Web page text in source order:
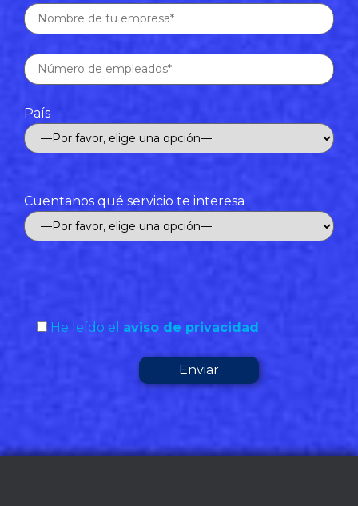
País
Cuentanos qué servicio te interesa
He leído el aviso de privacidad